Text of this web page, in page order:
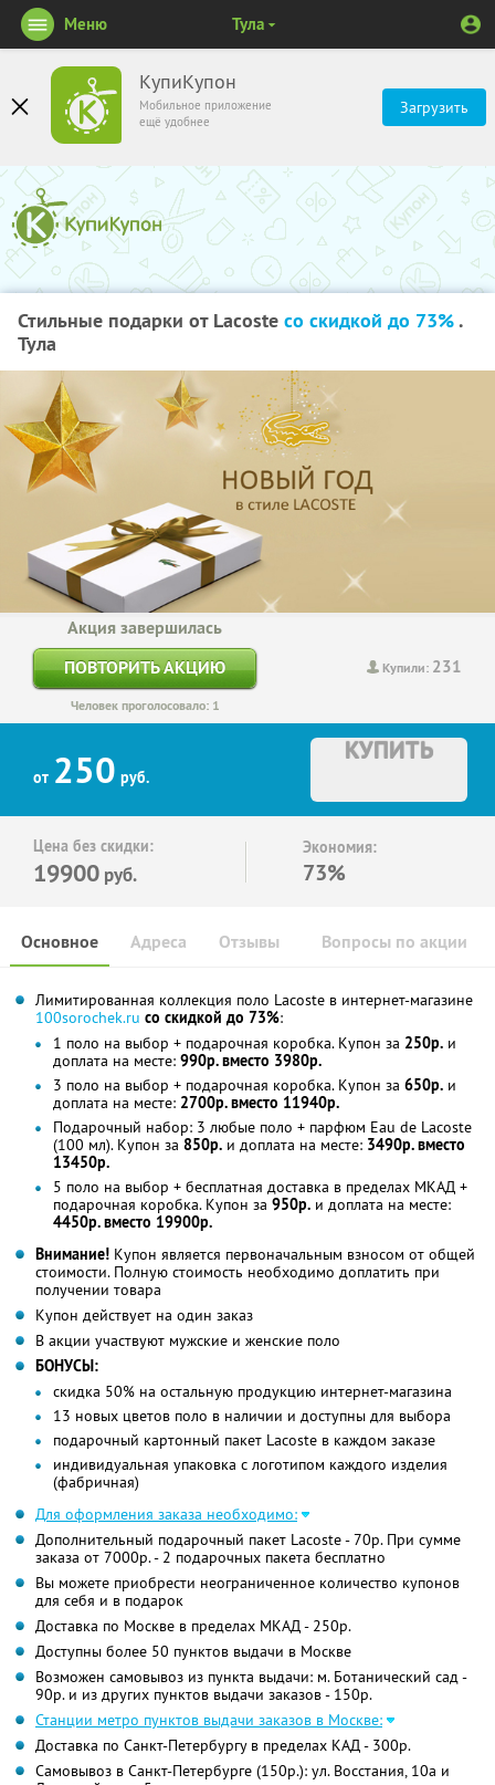
КупиКупон
Мобильное приложение
ещё удобнее
Загрузить
Меню Тула
Стильные подарки от Lacoste со скидкой до 73%.
Тула
Купили: 231
Акция завершилась
ПОВТОРИТЬ АКЦИЮ
Человек проголосовало: 1
от 250 руб.
КУПИТЬ
Цена без скидки:
19900 руб.
Экономия:
73%
Основное Отзывы Вопросы по акции
Адреса
Лимитированная коллекция поло Lacoste в интернет-магазине
100sorochek.ru со скидкой до 73%:
1 поло на выбор + подарочная коробка. Купон за 250р. и
доплата на месте: 990р. вместо 3980р.
3 поло на выбор + подарочная коробка. Купон за 650р. и
доплата на месте: 2700р. вместо 11940р.
Подарочный набор: 3 любые поло + парфюм Eau de Lacoste
(100 мл). Купон за 850р. и доплата на месте: 3490р. вместо
13450р.
5 поло на выбор + бесплатная доставка в пределах МКАД +
подарочная коробка. Купон за 950р. и доплата на месте:
4450р. вместо 19900р.
Внимание! Купон является первоначальным взносом от общей
стоимости. Полную стоимость необходимо доплатить при
получении товара
Купон действует на один заказ
В акции участвуют мужские и женские поло
БОНУСЫ:
скидка 50% на остальную продукцию интернет-магазина
13 новых цветов поло в наличии и доступны для выбора
подарочный картонный пакет Lacoste в каждом заказе
индивидуальная упаковка с логотипом каждого изделия
(фабричная)
Для оформления заказа необходимо:
Дополнительный подарочный пакет Lacoste - 70р. При сумме
заказа от 7000р. - 2 подарочных пакета бесплатно
Вы можете приобрести неограниченное количество купонов
для себя и в подарок
Доставка по Москве в пределах МКАД - 250р.
Доступны более 50 пунктов выдачи в Москве
Возможен самовывоз из пункта выдачи: м. Ботанический сад -
90р. и из других пунктов выдачи заказов - 150р.
Станции метро пунктов выдачи заказов в Москве:
Доставка по Санкт-Петербургу в пределах КАД - 300р.
Самовывоз в Санкт-Петербурге (150р.): ул. Восстания, 10а и